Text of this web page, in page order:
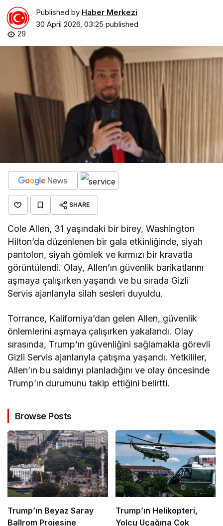
Published by Haber Merkezi
30 April 2026, 03:25 published
29
SHARE
Cole Allen, 31 yaşındaki bir birey, Washington
Hilton’da düzenlenen bir gala etkinliğinde, siyah
pantolon, siyah gömlek ve kırmızı bir kravatla
görüntülendi. Olay, Allen’ın güvenlik barikatlarını
aşmaya çalışırken yaşandı ve bu sırada Gizli
Servis ajanlarıyla silah sesleri duyuldu.
Torrance, Kaliforniya’dan gelen Allen, güvenlik
önlemlerini aşmaya çalışırken yakalandı. Olay
sırasında, Trump’ın güvenliğini sağlamakla görevli
Gizli Servis ajanlarıyla çatışma yaşandı. Yetkililer,
Allen’ın bu saldırıyı planladığını ve olay öncesinde
Trump’ın durumunu takip ettiğini belirtti.
Browse Posts
Trump’ın Beyaz Saray
Ballrom Projesine
Trump’ın Helikopteri,
Yolcu Uçağına Çok